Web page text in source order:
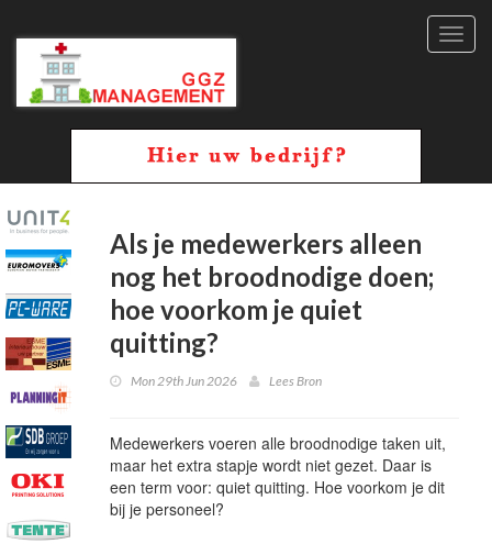
Als je medewerkers alleen
nog het broodnodige doen;
hoe voorkom je quiet
quitting?
Mon 29th Jun 2026 Lees Bron
Medewerkers voeren alle broodnodige taken uit,
maar het extra stapje wordt niet gezet. Daar is
een term voor: quiet quitting. Hoe voorkom je dit
bij je personeel?